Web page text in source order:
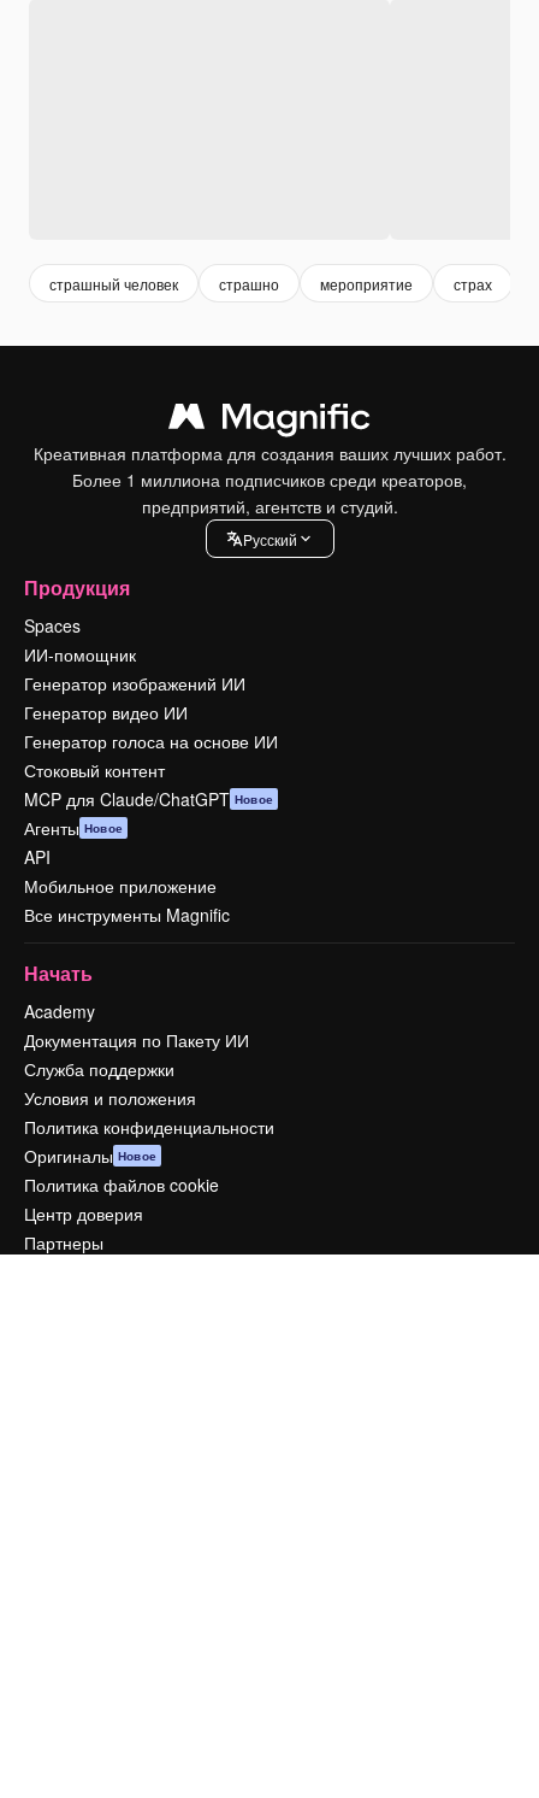
страшный человек страшно мероприятие страх
Креативная платформа для создания ваших лучших работ.
Более 1 миллиона подписчиков среди креаторов,
предприятий, агентств и студий.
Pусский
Продукция
Spaces
ИИ-помощник
Генератор изображений ИИ
Генератор видео ИИ
Генератор голоса на основе ИИ
Стоковый контент
MCP для Claude/ChatGPT Новое
Агенты Новое
API
Мобильное приложение
Все инструменты Magnific
Начать
Academy
Документация по Пакету ИИ
Служба поддержки
Условия и положения
Политика конфиденциальности
Оригиналы Новое
Политика файлов cookie
Центр доверия
Партнеры